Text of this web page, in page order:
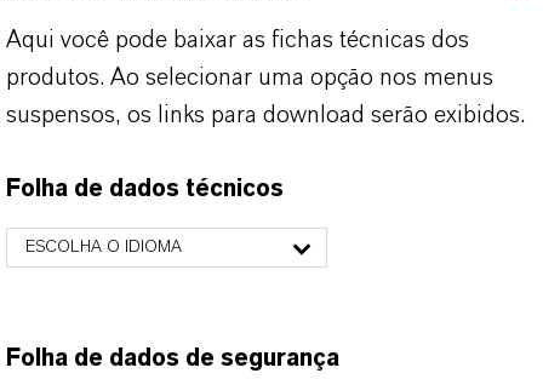
Aqui você pode baixar as fichas técnicas dos
produtos. Ao selecionar uma opção nos menus
suspensos, os links para download serão exibidos.
Folha de dados técnicos
ESCOLHA O IDIOMA
Folha de dados de segurança